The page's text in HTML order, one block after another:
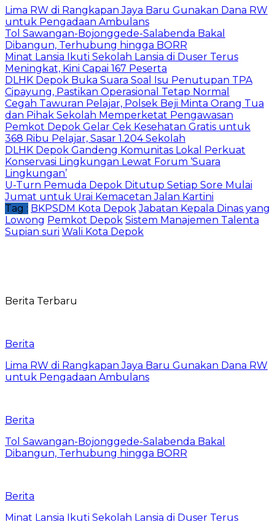
Lima RW di Rangkapan Jaya Baru Gunakan Dana RW
untuk Pengadaan Ambulans
Tol Sawangan-Bojonggede-Salabenda Bakal
Dibangun, Terhubung hingga BORR
Minat Lansia Ikuti Sekolah Lansia di Duser Terus
Meningkat, Kini Capai 167 Peserta
DLHK Depok Buka Suara Soal Isu Penutupan TPA
Cipayung, Pastikan Operasional Tetap Normal
Cegah Tawuran Pelajar, Polsek Beji Minta Orang Tua
dan Pihak Sekolah Memperketat Pengawasan
Pemkot Depok Gelar Cek Kesehatan Gratis untuk
368 Ribu Pelajar, Sasar 1.204 Sekolah
DLHK Depok Gandeng Komunitas Lokal Perkuat
Konservasi Lingkungan Lewat Forum ‘Suara
Lingkungan’
U-Turn Pemuda Depok Ditutup Setiap Sore Mulai
Jumat untuk Urai Kemacetan Jalan Kartini
Tag : BKPSDM Kota Depok Jabatan Kepala Dinas yang
Lowong Pemkot Depok Sistem Manajemen Talenta
Supian suri Wali Kota Depok
Berita Terbaru
Berita
Lima RW di Rangkapan Jaya Baru Gunakan Dana RW
untuk Pengadaan Ambulans
Berita
Tol Sawangan-Bojonggede-Salabenda Bakal
Dibangun, Terhubung hingga BORR
Berita
Minat Lansia Ikuti Sekolah Lansia di Duser Terus